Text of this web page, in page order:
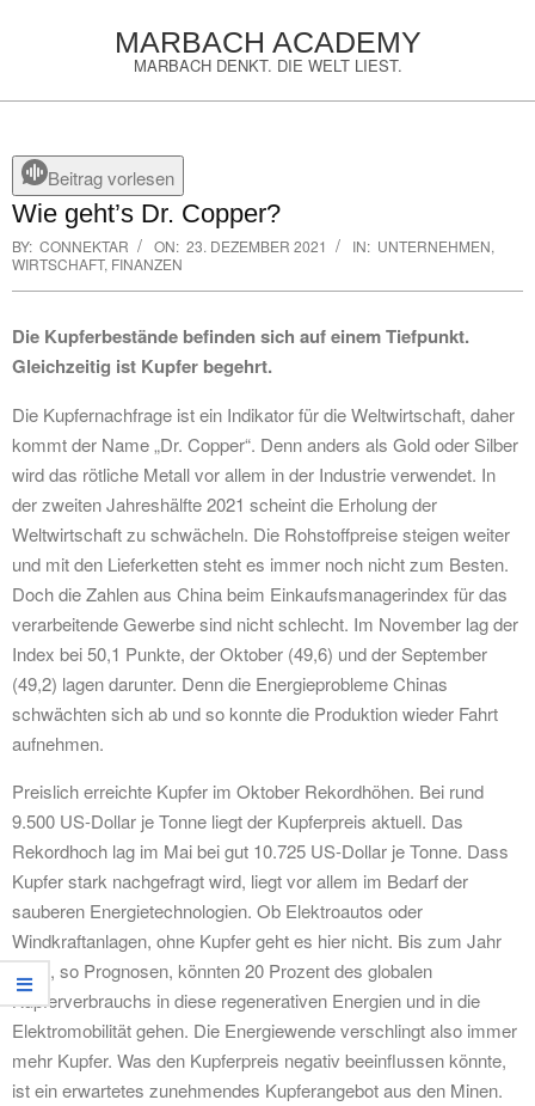
MARBACH ACADEMY
MARBACH DENKT. DIE WELT LIEST.
Menu Beitrag vorlesen
Wie geht’s Dr. Copper?
BY: CONNEKTAR ON: 23. DEZEMBER 2021 IN: UNTERNEHMEN,
WIRTSCHAFT, FINANZEN
Die Kupferbestände befinden sich auf einem Tiefpunkt.
Gleichzeitig ist Kupfer begehrt.
Die Kupfernachfrage ist ein Indikator für die Weltwirtschaft, daher
kommt der Name „Dr. Copper“. Denn anders als Gold oder Silber
wird das rötliche Metall vor allem in der Industrie verwendet. In
der zweiten Jahreshälfte 2021 scheint die Erholung der
Weltwirtschaft zu schwächeln. Die Rohstoffpreise steigen weiter
und mit den Lieferketten steht es immer noch nicht zum Besten.
Doch die Zahlen aus China beim Einkaufsmanagerindex für das
verarbeitende Gewerbe sind nicht schlecht. Im November lag der
Index bei 50,1 Punkte, der Oktober (49,6) und der September
(49,2) lagen darunter. Denn die Energieprobleme Chinas
schwächten sich ab und so konnte die Produktion wieder Fahrt
aufnehmen.
Preislich erreichte Kupfer im Oktober Rekordhöhen. Bei rund
9.500 US-Dollar je Tonne liegt der Kupferpreis aktuell. Das
Rekordhoch lag im Mai bei gut 10.725 US-Dollar je Tonne. Dass
Kupfer stark nachgefragt wird, liegt vor allem im Bedarf der
sauberen Energietechnologien. Ob Elektroautos oder
Windkraftanlagen, ohne Kupfer geht es hier nicht. Bis zum Jahr
2030, so Prognosen, könnten 20 Prozent des globalen
Kupferverbrauchs in diese regenerativen Energien und in die
Elektromobilität gehen. Die Energiewende verschlingt also immer
mehr Kupfer. Was den Kupferpreis negativ beeinflussen könnte,
ist ein erwartetes zunehmendes Kupferangebot aus den Minen.